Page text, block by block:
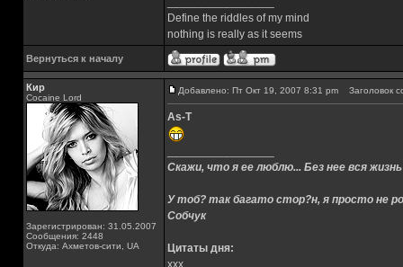
Define the riddles of my mind
nothing is really as it seems
Вернуться к началу
Кир
Cocaine Lord
Зарегистрирован: 31.05.2007
Сообщения: 2448
Откуда: Ахметов-сити, UA
Добавлено: Пт Окт 19, 2007 8:31 pm Заголовок
As-T
Скажи, что я ее люблю... Без нее вся
У тоб? так багато стор?н, я просто не
Собчук
Цитаты дня:
xxx